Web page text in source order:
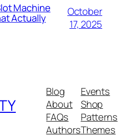
Machine
Actually
October
17, 2025
Blog
About
FAQs
Authors
Events
Shop
Patterns
Themes